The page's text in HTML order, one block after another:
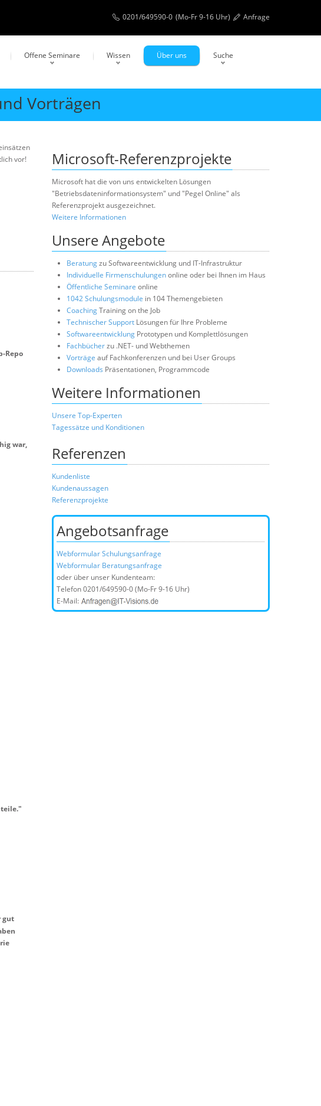
0201/649590-0 (Mo-Fr 9-16 Uhr) Anfrage
Offene Seminare Wissen Über uns Suche
Vorträgen
vor!
Repo
war,
gut
Microsoft-Referenzprojekte
Microsoft hat die von uns entwickelten Lösungen
"Betriebsdateninformationsystem" und "Pegel Online" als
Referenzprojekt ausgezeichnet.
Weitere Informationen
Unsere Angebote
Beratungzu Softwareentwicklung und IT-Infrastruktur
Individuelle Firmenschulungenonline oder bei Ihnen im Haus
Öffentliche Seminare online
1042 Schulungsmodule in 104 Themengebieten
CoachingTraining on the Job
Technischer Support Lösungen für Ihre Probleme
Softwareentwicklung Prototypen und Komplettlösungen
Fachbücherzu .NET- und Webthemen
Vorträge auf Fachkonferenzen und bei User Groups
Downloads Präsentationen, Programmcode
Weitere Informationen
Unsere Top-Experten
Tagessätze und Konditionen
Referenzen
Kundenliste
Kundenaussagen
Referenzprojekte
Angebotsanfrage
Webformular Schulungsanfrage
Webformular Beratungsanfrage
oder über unser Kundenteam:
Telefon0201/649590-0(Mo-Fr 9-16 Uhr)
E-Mail: